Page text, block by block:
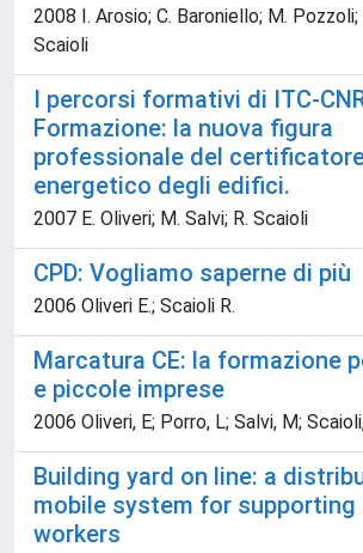
2008 I. Arosio; C. Baroniello; M. Pozzoli;
Scaioli
I percorsi formativi di ITC-
Formazione: la nuova figura
professionale del
energetico degli edifici.
2007 E. Oliveri; M. Salvi; R. Scaioli
CPD: Vogliamo saperne di più
2006 Oliveri E.; Scaioli R.
Marcatura CE: la formazione
e piccole imprese
2006 Oliveri, E; Porro, L; Salvi, M;
Building yard on line: a
mobile system for supporting
workers